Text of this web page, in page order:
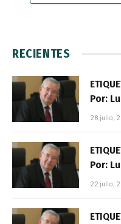
RECIENTES
Por:
28 julio,
Por:
22 julio,